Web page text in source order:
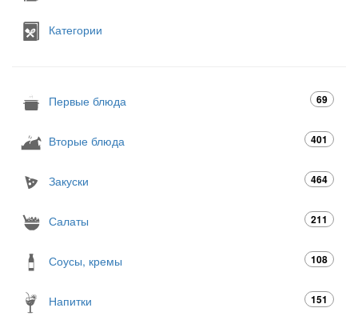
Категории
Первые блюда 69
Вторые блюда 401
Закуски 464
Салаты 211
Соусы, кремы 108
Напитки 151